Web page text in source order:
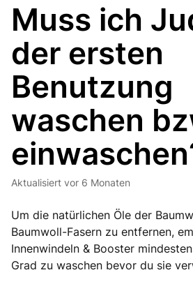
Muss ich
der ersten
Benutzung
waschen
Aktualisiert vor 6 Monaten
Um die natürlichen Öle der
Baumwoll-Fasern zu entfernen,
Innenwindeln & Booster
Grad zu waschen bevor du sie